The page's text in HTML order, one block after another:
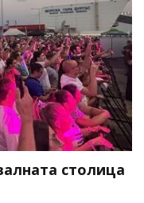
столица